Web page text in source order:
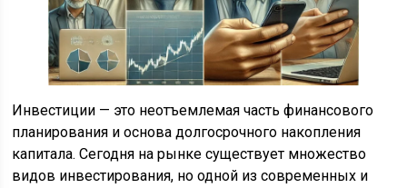
Инвестиции — это неотъемлемая часть финансового
планирования и основа долгосрочного накопления
капитала. Сегодня на рынке существует множество
видов инвестирования, но одной из современных и